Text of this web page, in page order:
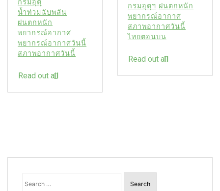
กรมอุตุ
น้ำท่วมฉับพลัน
ฝนตกหนัก
พยากรณ์อากาศ
พยากรณ์อากาศวันนี้
สภาพอากาศวันนี้
Read out all
กรมอุตุฯ ฝนตกหนัก
พยากรณ์อากาศ
สภาพอากาศวันนี้
ไทยตอนบน
Read out all
Search
for: